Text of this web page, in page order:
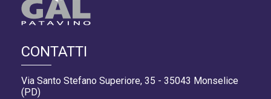
CONTATTI
Via Santo Stefano Superiore, 35 - 35043 Monselice
(PD)